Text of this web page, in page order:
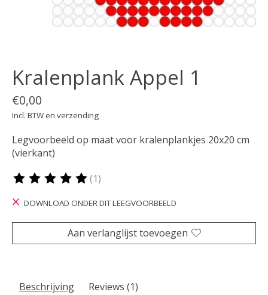
Kralenplank Appel 1
€0,00
Incl. BTW en verzending
Legvoorbeeld op maat voor kralenplankjes 20x20 cm
(vierkant)
De beoordeling van dit product is
(1)
DOWNLOAD ONDER DIT LEEGVOORBEELD
Aan verlanglijst toevoegen
Beschrijving Reviews (1)